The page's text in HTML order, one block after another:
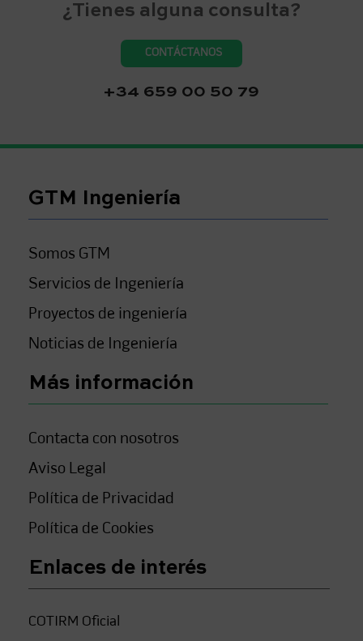
¿Tienes alguna consulta?
CONTÁCTANOS
+34 659 00 50 79
GTM Ingeniería
Somos GTM
Servicios de Ingeniería
Proyectos de ingeniería
Noticias de Ingeniería
Más información
Contacta con nosotros
Aviso Legal
Política de Privacidad
Política de Cookies
Enlaces de interés
COTIRM Oficial